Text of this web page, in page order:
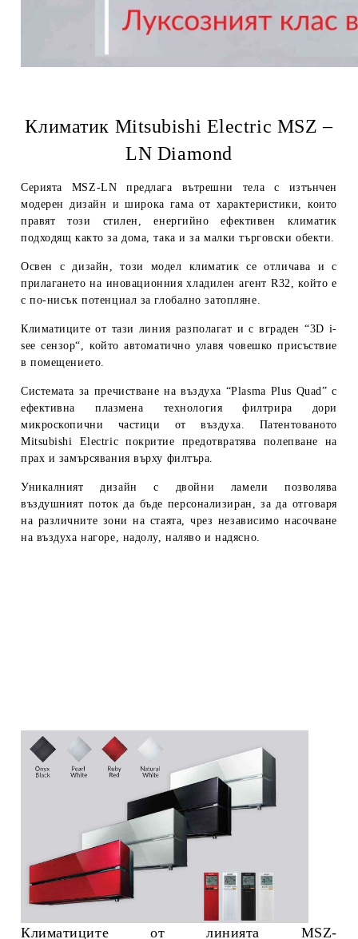
Климатик Mitsubishi Electric MSZ –
LN Diamond
Серията MSZ-LN предлага вътрешни тела с изтънчен
модерен дизайн и широка гама от характеристики, които
правят този стилен, енергийно ефективен климатик
подходящ както за дома, така и за малки търговски обекти.
Освен с дизайн, този модел климатик се отличава и с
прилагането на иновационнияхладилен агент R32
, който е
с по-нисък потенциал за глобално затопляне.
Климатиците от тази линия разполагат и с вграден“3D i-
see сензор“ , който автоматично улавя човешко присъствие
в помещението.
Системата за пречистване на въздуха “Plasma Plus Quad” с
ефективна плазмена технология филтрира дори
микроскопични частици от въздуха. Патентованото
Mitsubishi Electric покритие предотвратява полепване на
прах и замърсявания върху филтъра.
Уникалният дизайн с двойни ламели позволява
въздушният поток да бъде персонализиран, за да отговаря
на различните зони на стаята, чрез независимо насочване
на въздуха нагоре, надолу, наляво и надясно.
Климатиците от линията MSZ-